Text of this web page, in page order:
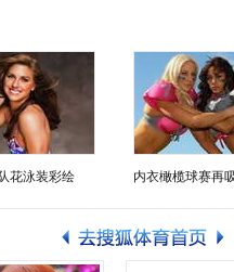
花泳装彩绘 内衣橄榄球赛再